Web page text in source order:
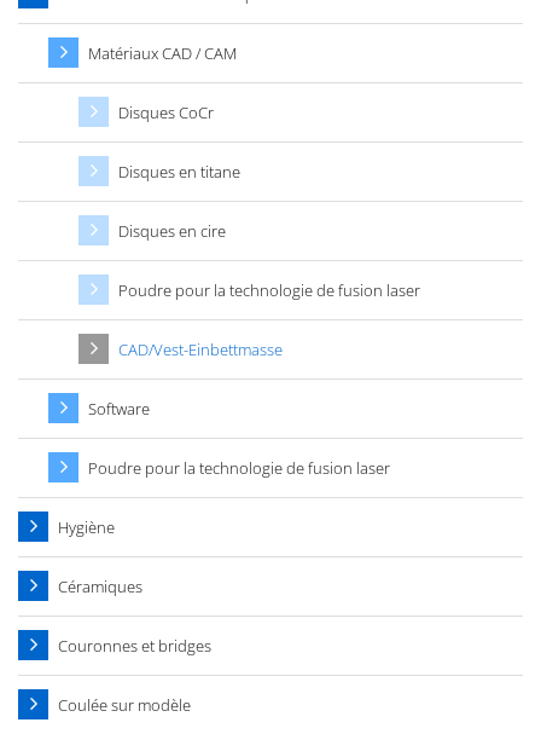
Matériaux CAD / CAM
Disques CoCr
Disques en titane
Disques en cire
Poudre pour la technologie de fusion laser
CAD/Vest-Einbettmasse
Software
Poudre pour la technologie de fusion laser
Hygiène
Céramiques
Couronnes et bridges
Coulée sur modèle